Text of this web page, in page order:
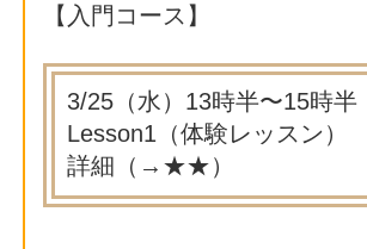
【入門コース】
3/25（水）13時半〜15時半
Lesson1（体験レッスン）
詳細（→ ★★）